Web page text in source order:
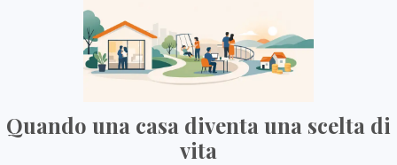
Quando una casa diventa una scelta di
vita